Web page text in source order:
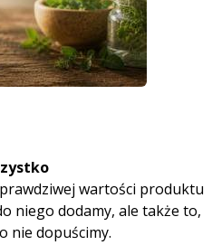
wartości produktu
niego dodamy, ale także to,
nie dopuścimy.